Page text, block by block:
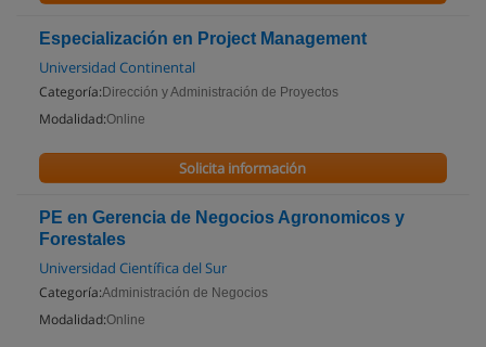
Especialización en Project Management
Universidad Continental
Categoría: Dirección y Administración de Proyectos
Modalidad:Online
Solicita información
PE en Gerencia de Negocios Agronomicos y
Forestales
Universidad Científica del Sur
Categoría:Administración de Negocios
Modalidad:Online